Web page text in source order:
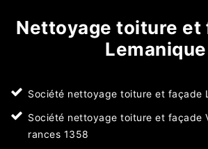
Nettoyage toiture et
Lemanique
Société nettoyage toiture et façade
Société nettoyage toiture et façade
rances 1358